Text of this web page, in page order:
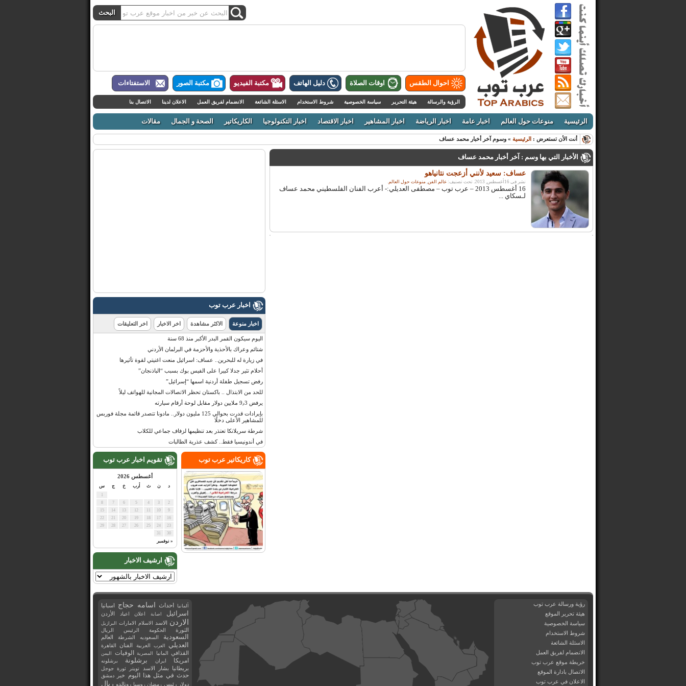
احوال الطقس اوقات الصلاة دليل الهاتف مكتبة الفيديو مكتبة الصور الاستفتاءات
الرؤية والرسالة هيئة التحرير سياسة الخصوصية شروط الاستخدام الاسئلة الشائعة الانضمام لفريق العمل الاعلان لدينا الاتصال بنا
الرئيسية منوعات حول العالم اخبار عامة اخبار الرياضة اخبار المشاهير اخبار الاقتصاد اخبار التكنولوجيا الكاريكاتير الصحة و الجمال مقالات
أنت الأن تستعرض : الرئيسية » وسوم آخر أخبار محمد عساف
الأخبار التي بها وسم : آخر أخبار محمد عساف
عساف: سعيد لأنني أزعجت نتانياهو
نشر فى 16أغسطس, 2013. تحت تصنيف: عالم الفن, منوعات حول العالم.
16 أغسطس 2013 – عرب توب – مصطفى العديلي:- أعرب الفنان الفلسطيني محمد عساف
لـسكاي ...
اخبار عرب توب
اخبار منوعة الاكثر مشاهدة اخر الاخبار اخر التعليقات
اليوم سيكون القمر البدر الأكبر منذ 68 سنة
شتائم وعراك بالأحذية والأحزمة في البرلمان الأردني
في زيارة له للبحرين.. عساف: اسرائيل منعت اغنيتي لقوة تأثيرها
أحلام تثير جدلا كبيرا على الفيس بوك بسبب “الباذنجان”
رفض تسجيل طفلة أردنية اسمها “إسرائيل”
للحد من الابتذال .. باكستان تحظر الاتصالات المجانية للهواتف ليلاً
يرفض 9٫3 ملايين دولار مقابل لوحة أرقام سيارته
بإيرادات قدرت بحوالي 125 مليون دولار.. مادونا تتصدر قائمة مجلة فوربس
للمشاهير الأعلى دخلًا
شرطة سريلانكا تعتذر بعد تنظيمها لزفاف جماعي للكلاب
في أندونيسيا فقط.. كشف عذرية الطالبات
تقويم اخبار عرب توب
أغسطس 2026
د ن ث أرب خ ج س
« نوفمبر
2
3
4
5
6
7
8
9
10
12
13
14
15
16
17
18
19
20
21
22
23
24
25
26
27
28
29
30
31
ارشيف الاخبار
كاريكاتير عرب توب
رؤية ورسالة عرب توب
هيئة تحرير الموقع
سياسة الخصوصية
شروط الاستخدام
الاسئلة الشائعة
الانضمام لفريق العمل
خريطة موقع عرب توب
الاتصال بادارة الموقع
الاعلان في عرب توب
ألمانيا احداث اسامه حجاج اسبانيا
اسرائيل اصابة اعلان اعياد الأردن
الاردن الاسد الاسلام الامارات البرازيل
الثورة الحكومة الرئيس الريال
السعودية السعوديه الشرطة العالم
العديلي العرب العربية الفنان القاهرة
القذافي المانيا المصرية الوفيات اليمن
امريكا ايران برشلونة برشلونه
بريطانيا بشار الاسد تويتر ثورة جوجل
حدث في مثل هذا اليوم خبر
دمشق
دولار
رئيس رمضان روسيا رونالدو ريال